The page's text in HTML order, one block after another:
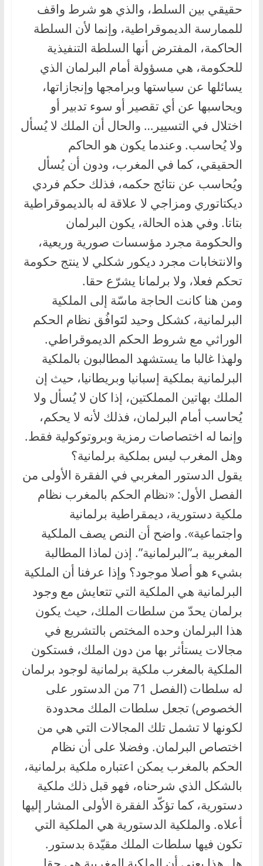
حقيقي بين السلط، والذي هو شرط واقف
للممارسة الديموقراطية، وإنما لأن السلطة
الحاكمة، المفترض أنها السلطة التنفيذية
للحكومة، هي مسؤولة أمام البرلمان الذي
يسائلها عن سياستها وبرامجها وإنجازاتها،
ويحاسبها عن أي تقصير أو سوء تدبير أو
اختلال في التسيير… والحال أن الملك لا يُسأل
ولا يُحاسب. وعندما يكون هو الحاكم
الحقيقي، كما في المغرب، ودون أن يُسأل
ويُحاسب عن نتائج حكمه، فذلك حكم فردي
ديكتاتوري ومزاجي لا علاقة له بالديموقراطية
بتاتا. وفي هذه الحالة، يكون البرلمان
والحكومة مجرد مؤسسات صورية وريعية،
والانتخابات مجرد ديكور شكلي لا ينتج حكومة
تحكم فعلا، ولا برلمانا يشرّع حقا.
ومن هنا كانت الحاجة ماسّة إلى الملكية
البرلمانية، كشكل وحيد لتَوافُق نظام الحكم
الوراثي مع شروط الحكم الديموقراطي.
ولهذا غالبا ما يستشهد المطالبون بالملكية
البرلمانية بملكية إسبانيا وبريطانيا، حيث إن
الملك بهاتين المملكتين، إذا كان لا يُسأل ولا
يُحاسب أمام البرلمان، فذلك لأنه لا يحكم،
وإنما له اختصاصات رمزية وبروتوكولية فقط.
وهل المغرب ليس بملكية برلمانية؟
يقول الدستور المغربي في الفقرة الأولى من
الفصل الأول: «نظام الحكم بالمغرب نظام
ملكية دستورية، ديمقراطية برلمانية
واجتماعية». واضح أن النص يصف الملكية
المغربية بـ”البرلمانية”. إذن لماذا المطالبة
بشيء هو أصلا موجود؟ وإذا عرفنا أن الملكية
البرلمانية هي الملكية التي تتعايش مع وجود
برلمان يحدّ من سلطات الملك، حيث يكون
هذا البرلمان وحده المختص بالتشريع في
مجالات يستأثر بها من دون الملك، فستكون
الملكية بالمغرب ملكية برلمانية لوجود برلمان
له سلطات (الفصل 71 من الدستور على
الخصوص) تجعل سلطات الملك محدودة
لكونها لا تشمل تلك المجالات التي هي من
اختصاص البرلمان. وفضلا على أن نظام
الحكم بالمغرب يمكن اعتباره ملكية برلمانية،
بالشكل الذي شرحناه، فهو قبل ذلك ملكية
دستورية، كما تؤكّد الفقرة الأولى المشار إليها
أعلاه. والملكية الدستورية هي الملكية التي
تكون فيها سلطات الملك مقيّدة بدستور.